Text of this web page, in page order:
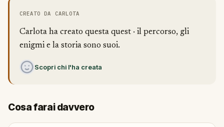
CREATO DA CARLOTA
Carlota ha creato questa quest · il percorso, gli
enigmi e la storia sono suoi.
Scopri chi l'ha creata
Cosa farai davvero